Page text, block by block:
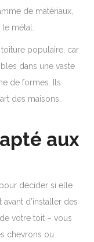
de matériaux,
métal.
populaire, car
dans une vaste
de formes. Ils
des maisons,
aux
décider si elle
d’installer des
votre toit – vous
chevrons ou